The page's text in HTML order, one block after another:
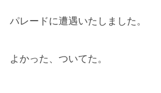
パレードに遭遇いたしました。
よかった、ついてた。